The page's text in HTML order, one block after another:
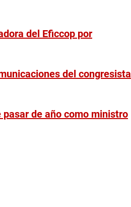
del Eficcop por
del congresista
pasar de año como ministro